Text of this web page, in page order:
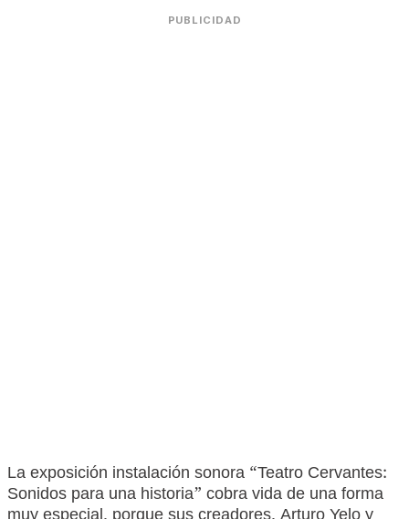
PUBLICIDAD
La exposición instalación sonora “Teatro Cervantes:
Sonidos para una historia” cobra vida de una forma